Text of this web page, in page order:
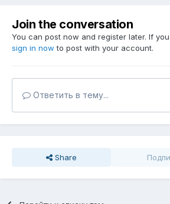
Join the conversation
You can post now and register later. If
sign in now to post with your account.
Ответить в тему...
Share